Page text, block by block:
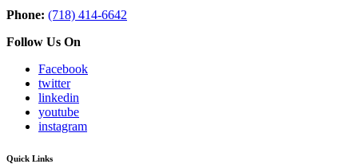
Phone: (718) 414-6642
Follow Us On
Facebook
twitter
linkedin
youtube
instagram
Quick Links